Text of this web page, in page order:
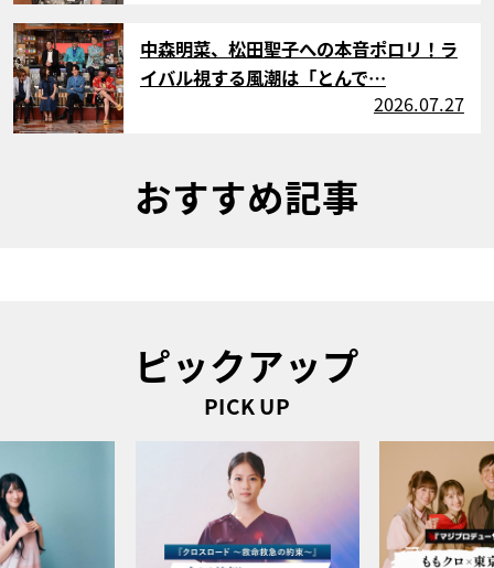
サムネイル
中森明菜、松田聖子への本音ポロリ！ラ
イバル視する風潮は「とんで…
2026.07.27
おすすめ記事
ピックアップ
PICK UP